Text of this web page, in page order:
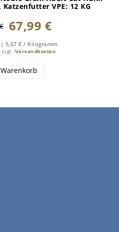
Katzenfutter VPE: 12 KG
67,99 €
| 5,67 € / Kilogramm
zzgl. Versandkosten